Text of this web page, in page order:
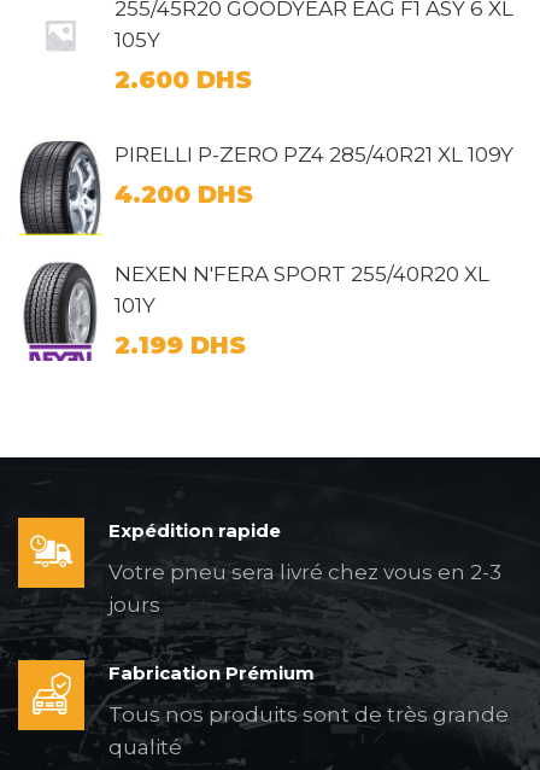
255/45R20 GOODYEAR EAG F1 ASY 6 XL
105Y
2.600 DHS
PIRELLI P-ZERO PZ4 285/40R21 XL 109Y
4.200 DHS
NEXEN N'FERA SPORT 255/40R20 XL
101Y
2.199 DHS
Expédition rapide
Votre pneu sera livré chez vous en 2-3
jours
Fabrication Prémium
Tous nos produits sont de très grande
qualité